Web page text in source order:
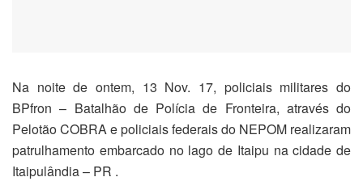
Na noite de ontem, 13 Nov. 17, policiais militares do
BPfron – Batalhão de Polícia de Fronteira, através do
Pelotão COBRA e policiais federais do NEPOM realizaram
patrulhamento embarcado no lago de Itaipu na cidade de
Itaipulândia – PR .